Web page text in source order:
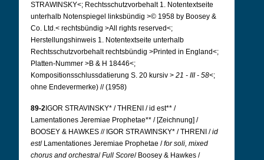
STRAWINSKY<; Rechtsschutzvorbehalt 1. Notentextseite
unterhalb Notenspiegel linksbündig >© 1958 by Boosey &
Co. Ltd.< rechtsbündig >All rights reserved<;
Herstellungshinweis 1. Notentextseite unterhalb
Rechtsschutzvorbehalt rechtsbündig >Printed in England<;
Platten-Nummer >B & H 18446<;
Kompositionsschlussdatierung S. 20 kursiv > 21 - III - 58<;
ohne Endevermerke) // (1958)
89-2 IGOR STRAVINSKY* / THRENI / id est** /
Lamentationes Jeremiae Prophetae** / [Zeichnung] /
BOOSEY & HAWKES // IGOR STRAWINSKY* / THRENI /id
est/ Lamentationes Jeremiae Prophetae /for soli, mixed
chorus and orchestra/Full Score/ Boosey & Hawkes /